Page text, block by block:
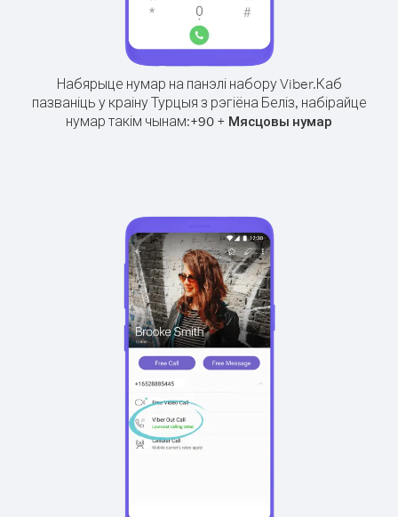
Набярыце нумар на панэлі набору Viber.Каб
пазваніць у краіну Турцыя з рэгіёна Беліз, набірайце
нумар такім чынам:+90 + Мясцовы нумар